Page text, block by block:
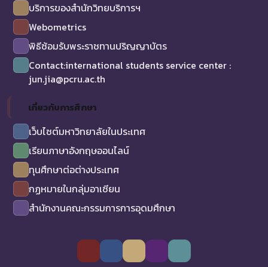
บริการของสำนักวิทยบริการฯ
Webometrics
พิธีซ้อมรับพระราชทานปริญญาบัตร
Contact:international students service center :
jun.jia@pcru.ac.th
เกี่ยวกับการศึกษา
เว็บไซต์มหาวิทยาลัยในประเทศ
เรียนภาษาอังกฤษออนไลน์
ทุนศึกษาต่อต่างประเทศ
กฏหมายในกลุ่มอาเซียน
สำนักงานคณะกรรมการการอุดมศึกษา